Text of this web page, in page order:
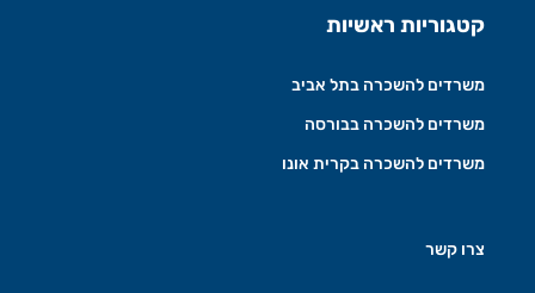
קטגוריות ראשיות
משרדים להשכרה בתל אביב
משרדים להשכרה בבורסה
משרדים להשכרה בקרית אונו
צרו קשר